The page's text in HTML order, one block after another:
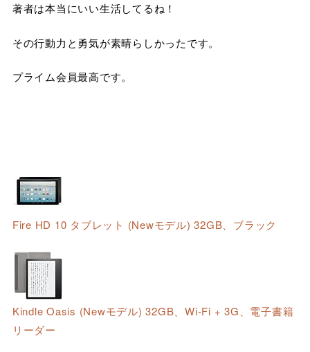
著者は本当にいい生活してるね！
その行動力と勇気が素晴らしかったです。
プライム会員最高です。
Fire HD 10 タブレット (Newモデル) 32GB、ブラック
Kindle Oasis (Newモデル) 32GB、Wi-Fi + 3G、電子書籍
リーダー